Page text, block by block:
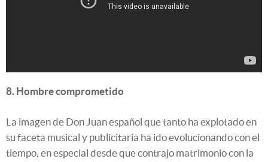
8. Hombre comprometido
La imagen de Don Juan español que tanto ha explotado en
su faceta musical y publicitaria ha ido evolucionando con el
tiempo, en especial desde que contrajo matrimonio con la